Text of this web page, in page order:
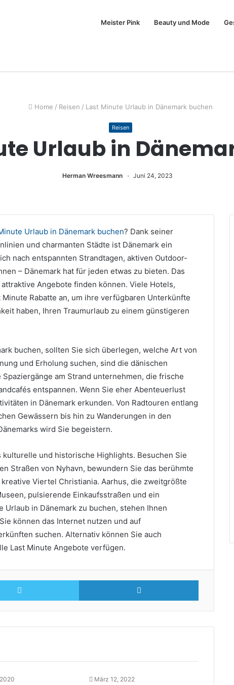
Meister Pink Beauty und Mode
Home / Reisen / Last Minute Urlaub in Dänemark buchen
Reisen
Urlaub in
Herman Wreesmann Juni 24, 2023
Urlaub in Dänemark buchen? Dank seiner
und charmanten Städte ist Dänemark ein
nach entspannten Strandtagen, aktiven Outdoor-
– Dänemark hat für jeden etwas zu bieten. Das
Angebote finden können. Viele Hotels,
Rabatte an, um ihre verfügbaren Unterkünfte
haben, Ihren Traumurlaub zu einem günstigeren
buchen, sollten Sie sich überlegen, welche Art von
und Erholung suchen, sind die dänischen
am Strand unternehmen, die frische
entspannen. Wenn Sie eher Abenteuerlust
in Dänemark erkunden. Von Radtouren entlang
Gewässern bis hin zu Wanderungen in den
wird Sie begeistern.
und historische Highlights. Besuchen Sie
Straßen von Nyhavn, bewundern Sie das berühmte
Viertel Christiania. Aarhus, die zweitgrößte
pulsierende Einkaufsstraßen und ein
in Dänemark zu buchen, stehen Ihnen
können das Internet nutzen und auf
suchen. Alternativ können Sie auch
Last Minute Angebote verfügen.
Twitter LinkedIn
März 12, 2022